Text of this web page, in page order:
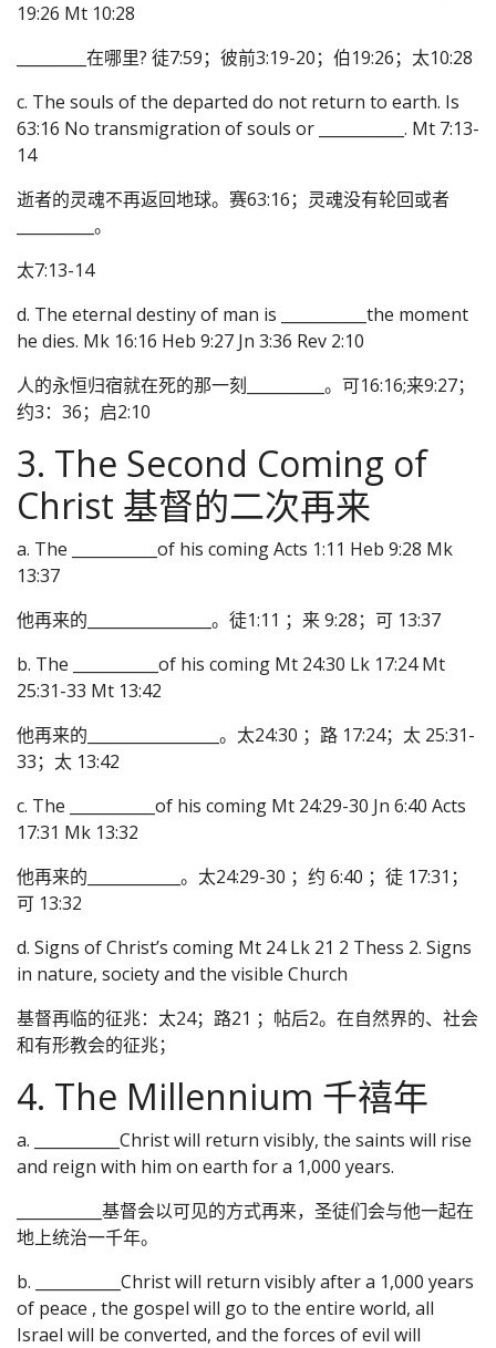
19:26 Mt 10:28
_________在哪里? 徒7:59；彼前3:19-20；伯19:26；太10:28
c. The souls of the departed do not return to earth. Is
63:16 No transmigration of souls or ___________. Mt 7:13-
14
逝者的灵魂不再返回地球。赛63:16；灵魂没有轮回或者
__________。
太7:13-14
d. The eternal destiny of man is ___________the moment
he dies. Mk 16:16 Heb 9:27 Jn 3:36 Rev 2:10
人的永恒归宿就在死的那一刻__________。可16:16;来9:27；
约3：36；启2:10
3. The Second Coming of
Christ 基督的二次再来
a. The ___________of his coming Acts 1:11 Heb 9:28 Mk
13:37
他再来的________________。徒1:11 ；来 9:28；可 13:37
b. The ___________of his coming Mt 24:30 Lk 17:24 Mt
25:31-33 Mt 13:42
他再来的_________________。太24:30 ；路 17:24；太 25:31-
33；太 13:42
c. The ___________of his coming Mt 24:29-30 Jn 6:40 Acts
17:31 Mk 13:32
他再来的____________。太24:29-30 ；约 6:40 ；徒 17:31；
可 13:32
d. Signs of Christ’s coming Mt 24 Lk 21 2 Thess 2. Signs
in nature, society and the visible Church
基督再临的征兆：太24；路21 ；帖后2。在自然界的、社会
和有形教会的征兆；
4. The Millennium 千禧年
a. ___________Christ will return visibly, the saints will rise
and reign with him on earth for a 1,000 years.
___________基督会以可见的方式再来，圣徒们会与他一起在
地上统治一千年。
b. ___________Christ will return visibly after a 1,000 years
of peace , the gospel will go to the entire world, all
Israel will be converted, and the forces of evil will